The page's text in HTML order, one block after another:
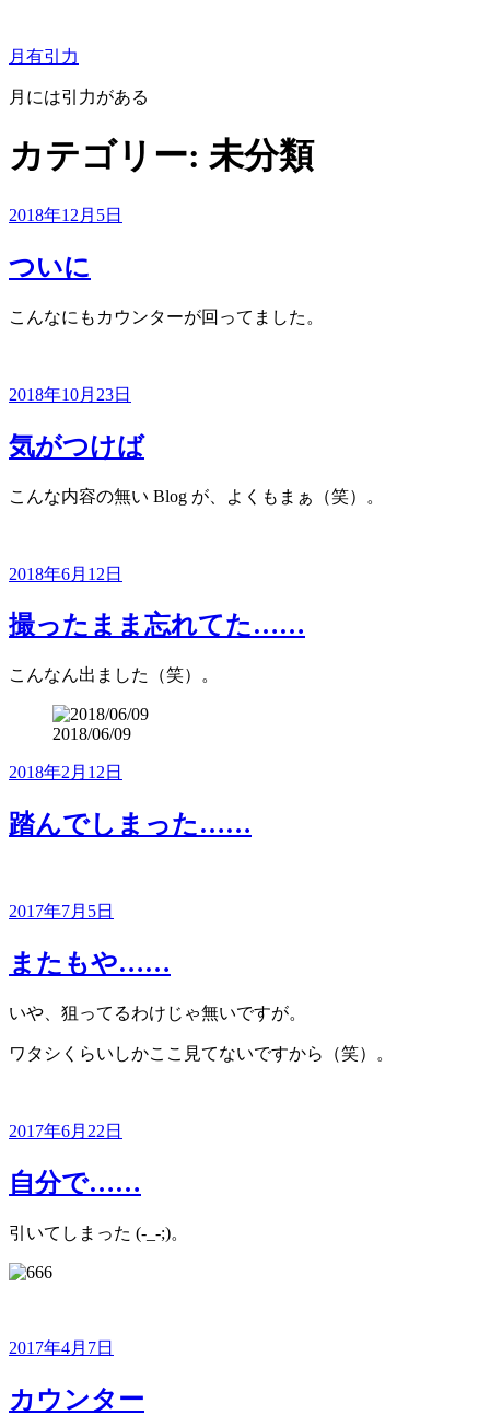
テ
ン
ツ
ス
プ
月有引力
月には引力がある
カテゴリー: 未分類
投
日:
2018年12月5日
ついに
こんなにもカウンターが回ってました。
投
日:
2018年10月23日
気がつけば
こんな内容の無い Blog が、よくもまぁ（笑）。
投
日:
2018年6月12日
撮ったまま忘れてた……
こんなん出ました（笑）。
2018/06/09
投
日:
2018年2月12日
踏んでしまった……
投
日:
2017年7月5日
またもや……
いや、狙ってるわけじゃ無いですが。
ワタシくらいしかここ見てないですから（笑）。
投
日:
2017年6月22日
自分で……
引いてしまった (-_-;)。
投
日:
2017年4月7日
カウンター